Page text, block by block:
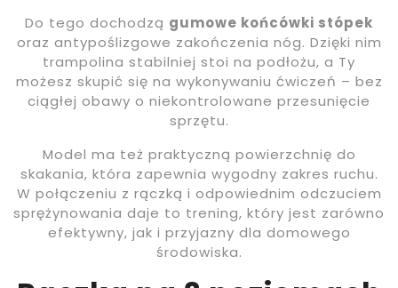
Do tego dochodzą gumowe końcówki stópek
oraz antypoślizgowe zakończenia nóg. Dzięki nim
trampolina stabilniej stoi na podłożu, a Ty
możesz skupić się na wykonywaniu ćwiczeń – bez
ciągłej obawy o niekontrolowane przesunięcie
sprzętu.
Model ma też praktyczną powierzchnię do
skakania, która zapewnia wygodny zakres ruchu.
W połączeniu z rączką i odpowiednim odczuciem
sprężynowania daje to trening, który jest zarówno
efektywny, jak i przyjazny dla domowego
środowiska.